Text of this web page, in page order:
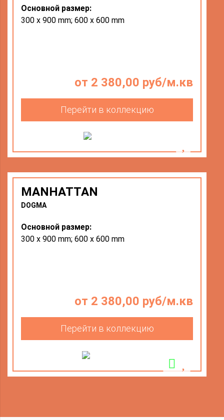
от 2 380,00 руб/м.кв
Перейти в коллекцию
Основной размер:
300 x 900 mm; 600 x 600 mm
MANHATTAN
DOGMA
от 2 380,00 руб/м.кв
Перейти в коллекцию
Основной размер:
300 x 900 mm; 600 x 600 mm